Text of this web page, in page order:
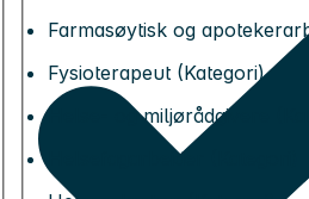
Farmasøytisk og
Fysioterapeut (Kategori)
Helse- og miljørådgivere
Helsefagarbeider (Kategori)